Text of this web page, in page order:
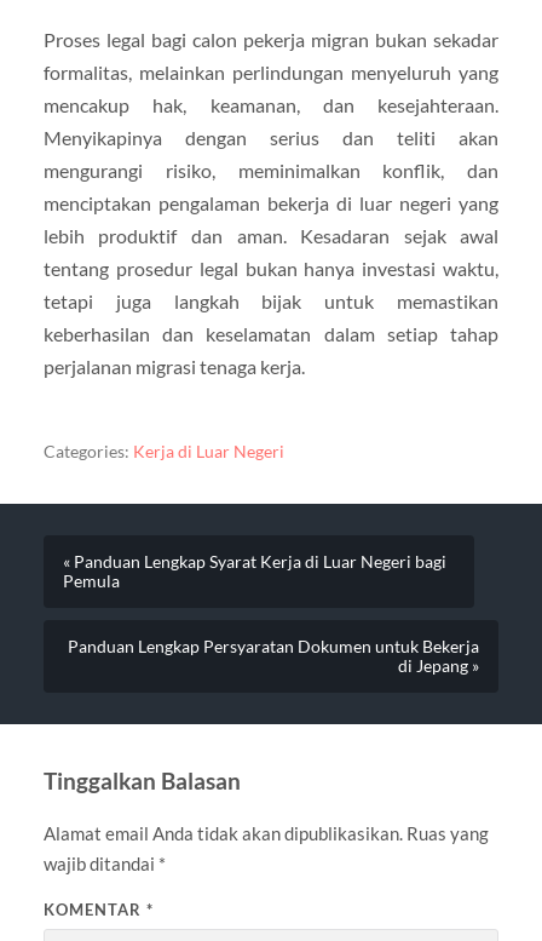
Proses legal bagi calon pekerja migran bukan sekadar
formalitas, melainkan perlindungan menyeluruh yang
mencakup hak, keamanan, dan kesejahteraan.
Menyikapinya dengan serius dan teliti akan
mengurangi risiko, meminimalkan konflik, dan
menciptakan pengalaman bekerja di luar negeri yang
lebih produktif dan aman. Kesadaran sejak awal
tentang prosedur legal bukan hanya investasi waktu,
tetapi juga langkah bijak untuk memastikan
keberhasilan dan keselamatan dalam setiap tahap
perjalanan migrasi tenaga kerja.
Categories: Kerja di Luar Negeri
« Panduan Lengkap Syarat Kerja di Luar Negeri bagi
Pemula
Panduan Lengkap Persyaratan Dokumen untuk Bekerja
di Jepang »
Tinggalkan Balasan
Alamat email Anda tidak akan dipublikasikan. Ruas yang
wajib ditandai *
KOMENTAR *